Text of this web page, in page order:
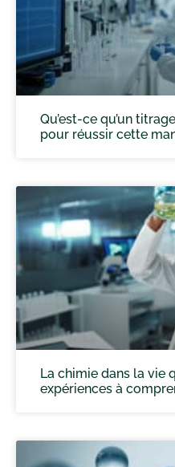
Qu’est-ce qu’un
pour réussir cette
La chimie dans la vie
expériences à